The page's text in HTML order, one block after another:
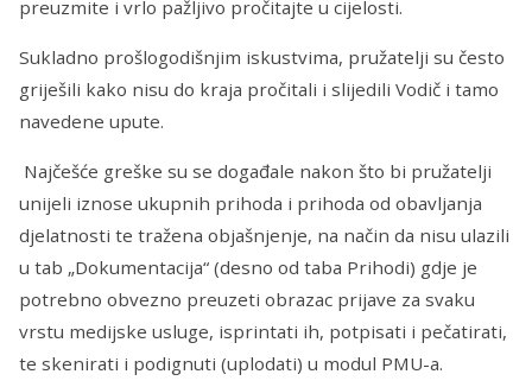
preuzmite i vrlo pažljivo pročitajte u cijelosti.
Sukladno prošlogodišnjim iskustvima, pružatelji su često
griješili kako nisu do kraja pročitali i slijedili Vodič i tamo
navedene upute.
Najčešće greške su se događale nakon što bi pružatelji
unijeli iznose ukupnih prihoda i prihoda od obavljanja
djelatnosti te tražena objašnjenje, na način da nisu ulazili
u tab „Dokumentacija“ (desno od taba Prihodi) gdje je
potrebno obvezno preuzeti obrazac prijave za svaku
vrstu medijske usluge, isprintati ih, potpisati i pečatirati,
te skenirati i podignuti (uplodati) u modul PMU-a.